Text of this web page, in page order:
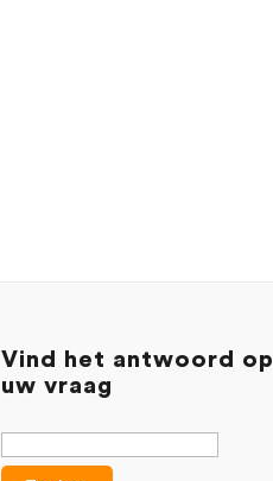
Vind het antwoord op
uw vraag